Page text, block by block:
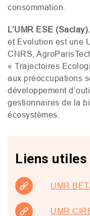
consommation.
L’UMR ESE (Saclay).
et Evolution est une
CNRS ,
« Trajectoires
aux préoccupations
développement
gestionnaires de la
écosystèmes.
Liens utiles
UMR
UMR